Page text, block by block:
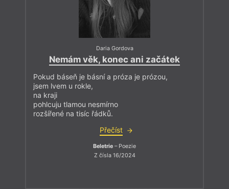
Daria Gordova
Nemám věk, konec ani začátek
Pokud báseň je básní a próza je prózou,
jsem lvem u rokle,
na kraji
pohlcuju tlamou nesmírno
rozšířené na tisíc řádků.
Přečíst
Beletrie – Poezie
Z čísla 16/2024